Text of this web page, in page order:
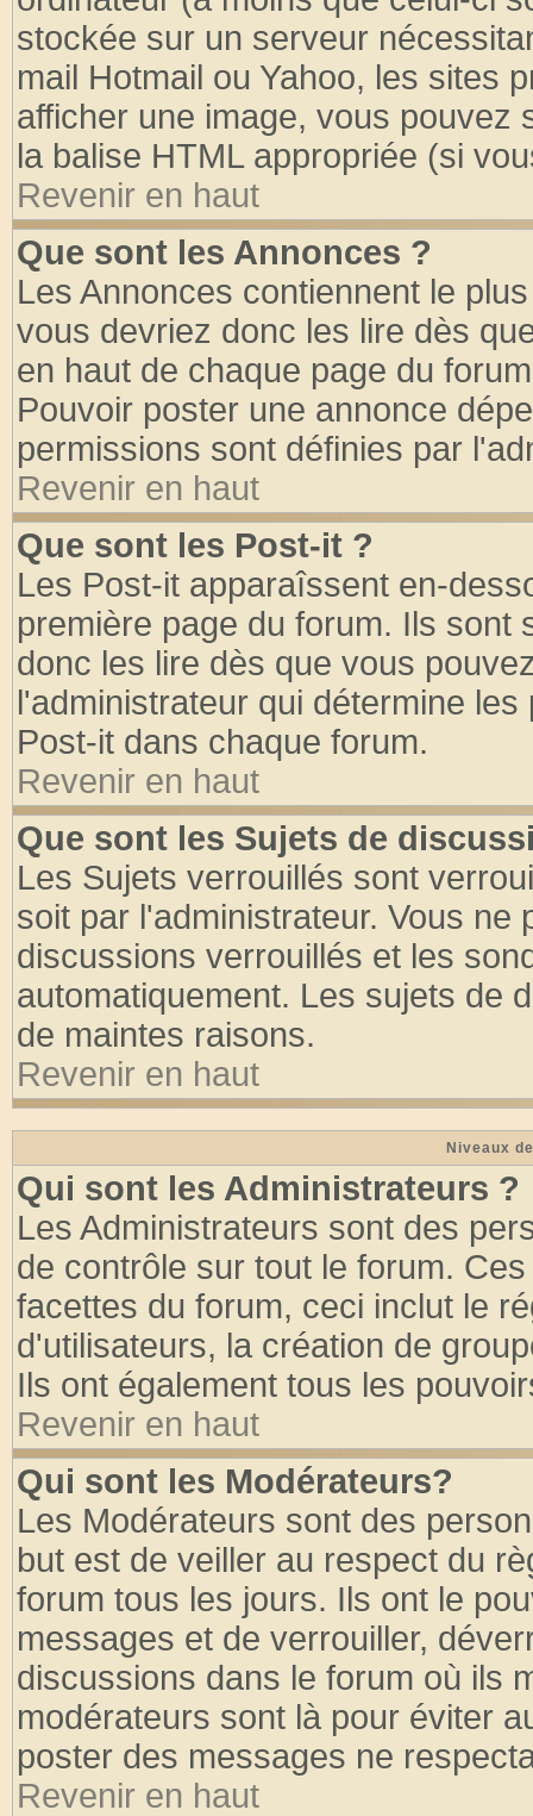
stockée sur un serveur
mail Hotmail ou Yahoo, les sites
afficher une image, vous pouvez
la balise HTML appropriée (si
Revenir en haut
Que sont les Annonces ?
Les Annonces contiennent le
vous devriez donc les lire dès
en haut de chaque page du
Pouvoir poster une annonce
permissions sont définies par
Revenir en haut
Que sont les Post-it ?
Les Post-it apparaîssent en-
première page du forum. Ils
donc les lire dès que vous
l'administrateur qui détermine
Post-it dans chaque forum.
Revenir en haut
Que sont les Sujets de
Les Sujets verrouillés sont
soit par l'administrateur. Vous
discussions verrouillés et les
automatiquement. Les sujets de
de maintes raisons.
Revenir en haut
Niveaux
Qui sont les Administrateurs ?
Les Administrateurs sont des
de contrôle sur tout le forum.
facettes du forum, ceci inclut le
d'utilisateurs, la création de
Ils ont également tous les
Revenir en haut
Qui sont les Modérateurs?
Les Modérateurs sont des
but est de veiller au respect du
forum tous les jours. Ils ont le
messages et de verrouiller,
discussions dans le forum où ils
modérateurs sont là pour éviter
poster des messages ne
Revenir en haut